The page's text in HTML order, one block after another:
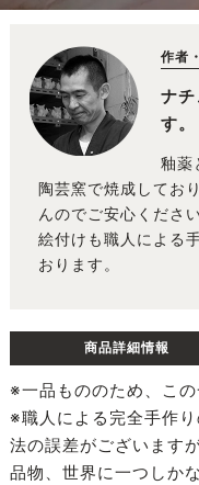
作者
ナ
す。
釉薬
陶芸窯で焼成してお
んのでご安心ください
絵付けも職人による
おります。
商品詳細情報
※一品もののため、こ
※職人による完全手作
法の誤差がございます
品物、世界に一つしか